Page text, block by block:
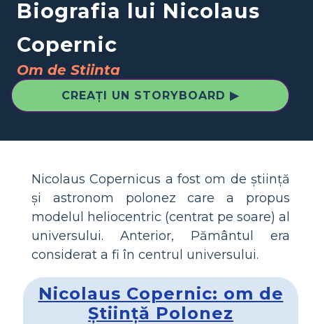
Biografia lui Nicolaus
Copernic
Om de Stiinta
CREAȚI UN STORYBOARD ▶
Nicolaus Copernicus a fost om de știință
și astronom polonez care a propus
modelul heliocentric (centrat pe soare) al
universului. Anterior, Pământul era
considerat a fi în centrul universului.
Nicolaus Copernic: om de
Știință Polonez